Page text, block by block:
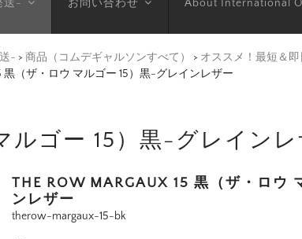
送- お問い合わせ About International
- > 商品（コムデギャルソンすべて） > オススメ！最短＆
黒（ザ・ロウ マルゴー 15）黒-グレインレザー
ルゴー 15）黒-グレインレ
THE ROW MARGAUX 15 黒（ザ・ロウ
ンレザー
therow-margaux-15-bk